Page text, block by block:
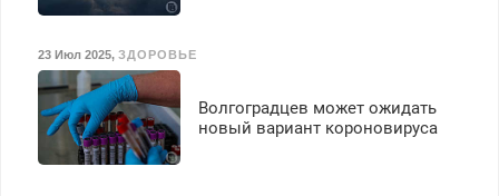
23 Июл 2025, ЗДОРОВЬЕ
Волгоградцев может ожидать
новый вариант короновируса